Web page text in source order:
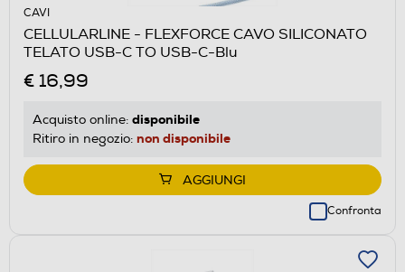
CAVI
CELLULARLINE - FLEXFORCE CAVO SILICONATO
TELATO USB-C TO USB-C-Blu
€ 16,99
Acquisto online: disponibile
Ritiro in negozio: non disponibile
AGGIUNGI
Confronta